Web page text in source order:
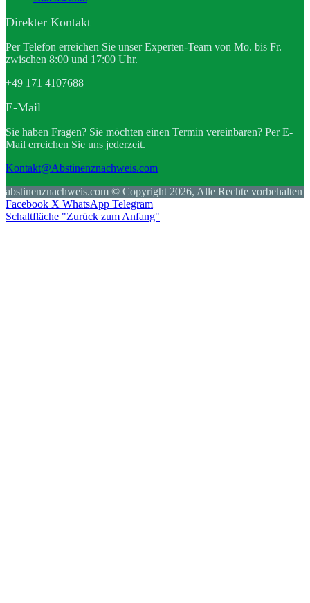
Direkter Kontakt
Per Telefon erreichen Sie unser Experten-Team von Mo. bis Fr.
zwischen 8:00 und 17:00 Uhr.
+49 171 4107688
E-Mail
Sie haben Fragen? Sie möchten einen Termin vereinbaren? Per E-
Mail erreichen Sie uns jederzeit.
Kontakt@Abstinenznachweis.com
abstinenznachweis.com © Copyright 2026, Alle Rechte vorbehalten
Facebook X WhatsApp Telegram
Schaltfläche "Zurück zum Anfang"